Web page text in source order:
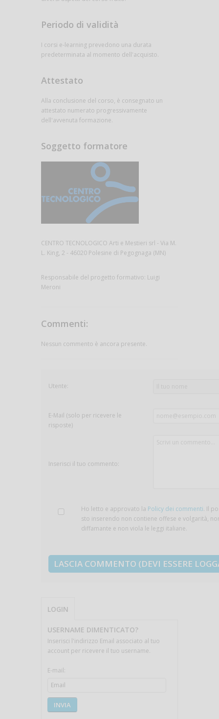
Periodo di validità
I corsi e-learning prevedono una durata
predeterminata al momento dell'acquisto.
Attestato
Alla conclusione del corso, è consegnato un
attestato numerato progressivamente
dell'avvenuta formazione.
Soggetto formatore
CENTRO TECNOLOGICO Arti e Mestieri srl - Via M.
L. King, 2 - 46020 Polesine di Pegognaga (MN)
Responsabile del progetto formativo: Luigi
Meroni
Commenti:
Nessun commento è ancora presente.
Utente:
E-Mail (solo per ricevere le
risposte)
Inserisci il tuo commento:
Ho letto e approvato la Policy dei commenti. Il
sto inserendo non contiene offese e volgarità,
diffamante e non viola le leggi italiane.
LOGIN
USERNAME DIMENTICATO?
Inserisci l'indirizzo Email associato al tuo
account per ricevere il tuo username.
E-mail:
INVIA